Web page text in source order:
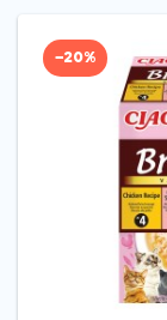
−20%